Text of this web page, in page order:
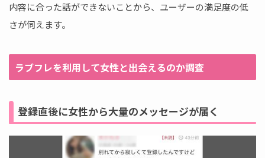
内容に合った話ができないことから、ユーザーの満足度の低
さが伺えます。
ラブフレを利用して女性と出会えるのか調査
登録直後に女性から大量のメッセージが届く